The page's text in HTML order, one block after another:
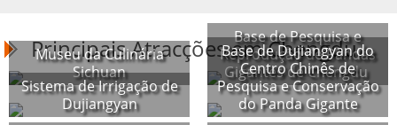
Principais Atracções em Chengdu
Museu da Culinária
Sichuan
Base de Pesquisa e
Reprodução de Pandas
Gigantes de Chengdu
Sistema de Irrigação de
Dujiangyan
Base de Dujiangyan do
Centro Chinês de
Pesquisa e Conservação
do Panda Gigante